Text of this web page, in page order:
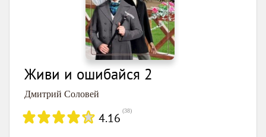
Живи и ошибайся 2
Дмитрий Соловей
4.16 (38)